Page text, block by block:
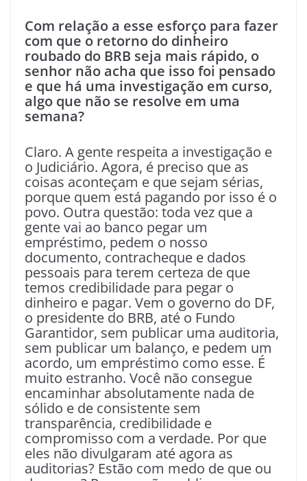
Com relação a esse esforço para fazer
com que o retorno do dinheiro
roubado do BRB seja mais rápido, o
senhor não acha que isso foi pensado
e que há uma investigação em curso,
algo que não se resolve em uma
semana?
Claro. A gente respeita a investigação e
o Judiciário. Agora, é preciso que as
coisas aconteçam e que sejam sérias,
porque quem está pagando por isso é o
povo. Outra questão: toda vez que a
gente vai ao banco pegar um
empréstimo, pedem o nosso
documento, contracheque e dados
pessoais para terem certeza de que
temos credibilidade para pegar o
dinheiro e pagar. Vem o governo do DF,
o presidente do BRB, até o Fundo
Garantidor, sem publicar uma auditoria,
sem publicar um balanço, e pedem um
acordo, um empréstimo como esse. É
muito estranho. Você não consegue
encaminhar absolutamente nada de
sólido e de consistente sem
transparência, credibilidade e
compromisso com a verdade. Por que
eles não divulgaram até agora as
auditorias? Estão com medo de que ou